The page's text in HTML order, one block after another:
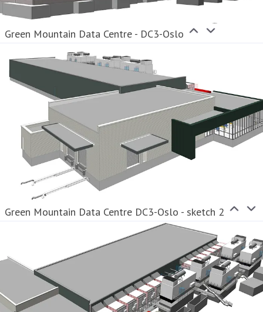
Green Mountain Data Centre - DC3-Oslo
Green Mountain Data Centre DC3-Oslo - sketch 2